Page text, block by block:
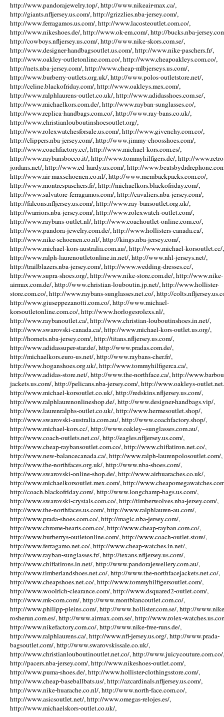
http://www.pandorajewelry.top/, http://www.nikeair-max.ca/,
http://giants.nfljersey.us.com/, http://grizzlies.nba-jersey.com/,
http://www.ferragamos.us.com/, http://www.lacosteoutlet.com.co/,
http://www.nikeshoes.de/, http://www.ok-em.com/, http://bucks.nba-
http://cowboys.nfljersey.us.com/, http://www.nike-skors.com.se/,
http://www.designer-handbagsoutlet.us.com/, http://www.nike-paschers.fr/,
http://www.oakley-outletonline.com.co/, http://www.cheapoakleys.com.co/,
http://nets.nba-jersey.com/, http://www.cheap-mlbjerseys.us.com/,
http://www.burberry-outlets.org.uk/, http://www.polos-outletstore.net/,
http://celine.blackofriday.com/, http://www.oakleys.mex.com/,
http://www.ralphlaurens-outlet.co.uk/, http://www.adidasshoes.com.se/,
http://www.michaelkors.com.de/, http://www.rayban-sunglasses.co/,
http://www.replica-handbags.com.co/, http://www.ray-bans.co.uk/,
http://www.christianlouboutinshoesoutlet.org/,
http://www.rolexwatchesforsale.us.com/, http://www.givenchy.com.co/,
http://clippers.nba-jersey.com/, http://www.jimmy-choosshoes.com/,
http://www.coachfactory.cc/, http://www.michael-kors.com.es/,
http://www.raybansbocco.it/, http://www.tommyhilfigers.de/, http://
jordans.net/, http://www.ed-hardy.us.com/, http://
http://www.air-maxschoenen.co.nl/, http://www.mcmbackpacks.com.co/,
http://www.montrespaschers.fr/, http://michaelkors.blackofriday.com/,
http://www.salvatore-ferragamos.com/, http://cavaliers.nba-jersey.com/,
http://falcons.nfljersey.us.com/, http://www.ray-bansoutlet.org.uk/,
http://warriors.nba-jersey.com/, http://www.rolexwatch-outlet.com/,
http://www.raybans-outlet.nl/, http://www.coachoutlet-online.com.co/,
http://www.pandora-jewelry.com.de/, http://www.hollisters-canada.ca/,
http://www.nike-schoenen.co.nl/, http://kings.nba-jersey.com/,
http://www.michael-kors-australia.com.au/, http://www.michael-korsoutlet.cc/,
http://www.ralph-laurenoutletonline.in.net/, http://www.nhl-jerseys.net/,
http://trailblazers.nba-jersey.com/, http://www.wedding-dresses.cc/,
http://www.supra-shoes.org/, http://www.nike-store.com.de/, http://www.nike-
airmax.com.de/, http://www.christian-louboutin.jp.net/, http://www.hollister-
store.com.co/, http://www.raybans-sunglasses.net.co/, http://
http://www.giuseppezanotti.com.co/, http://www.michael-
korsoutletonline.com.co/, http://www.horlogesrolexs.nl/,
http://www.raybanoutlet.ca/, http://www.christian-louboutinshoes.in.net/,
http://www.swarovski-canada.ca/, http://www.michael-kors-outlet.us.org/,
http://hornets.nba-jersey.com/, http://titans.nfljersey.us.com/,
http://www.adidassuper-star.de/, http://www.pradas.com.de/,
http://michaelkors.euro-us.net/, http://www.raybans-cher.fr/,
http://www.hoganshoes.org.uk/, http://www.tommyhilfigerca.ca/,
http://www.adidas-store.net/, http://www.the-northface.ca/, http://
jackets.us.com/, http://pelicans.nba-jersey.com/, http://www.oakleys-
http://www.michael-korsoutlet.co.uk/, http://redskins.nfljersey.us.com/,
http://www.ralphlaurenonlineshop.de/, http://www.designer-handbags.vip/,
http://www.laurenralphs-outlet.co.uk/, http://www.hermesoutlet.shop/,
http://www.swarovski-australia.com.au/, http://www.coachfactory.shop/,
http://www.michael-kors.cc/, http://www.oakley--sunglasses.com.au/,
http://www.coach-outlets.net.co/, http://eagles.nfljersey.us.com/,
http://www.cheap-raybansoutlet.com.co/, http://www.chiflatiron.net.co/,
http://www.new-balancecanada.ca/, http://www.ralph-laurenpolosoutlet.com/,
http://www.the-northfaces.org.uk/, http://www.nba-shoes.com/,
http://www.swarovski-online-shop.de/, http://www.airhuaraches.co.uk/,
http://www.michaelkorsoutlet.mex.com/, http://
http://coach.blackofriday.com/, http://www.longchamp-bags.us.com/,
http://www.swarovski-crystals.com.co/, http://timberwolves.nba-jersey.com/,
http://www.the-northfaces.us.com/, http://www.ralphlauren-au.com/,
http://www.prada-shoes.com.co/, http://magic.nba-jersey.com/,
http://www.chrome-hearts.com.co/, http://www.cheap-rayban.com.co/,
http://www.burberrys-outletonline.com/, http://www.coach-outlet.store/,
http://www.ferragamo.net.co/, http://www.cheap-watches.in.net/,
http://www.rayban-sunglasses.fr/, http://texans.nfljersey.us.com/,
http://www.chiflatirons.in.net/, http://www.pandorajewellery.com.au/,
http://www.timberlandshoes.net.co/, http://www.the-northfacejackets.net.co/,
http://www.cheapshoes.net.co/, http://www.tommyhilfigersoutlet.com/,
http://www.woolrich-clearance.com/, http://www.dsquared2-outlet.com/,
http://www.mk-com.com/, http://www.montblancoutlet.com.co/,
http://www.philipp-pleins.com/, http://www.hollister.com.se/, http://
rosherun.com.es/, http://www.airmax.com.se/, http://www.rolex-
http://www.nikefactory.com.co/, http://www.nike-free-runs.de/,
http://www.ralphlaurens.ca/, http://www.nfl-jersey.us.org/, http://www.prada-
bagsoutlet.com/, http://www.swarovskissale.co.uk/,
http://www.christianlouboutinoutlet.net.co/, http://www.juicycouture.com.co/,
http://pacers.nba-jersey.com/, http://www.nikeshoes-outlet.com/,
http://www.puma-shoes.de/, http://www.hollister-clothingsstore.com/,
http://www.cheap-baseballbats.us/, http://azcardinals.nfljersey.us.com/,
http://www.nike-huarache.co.nl/, http://www.north-face.com.co/,
http://www.asicsoutlet.net/, http://www.omegas-relojes.es/,
http://www.michaelskors-outlet.co.uk/,